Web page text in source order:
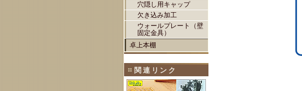
穴隠し用キャップ
欠き込み加工
ウォールプレート（壁
固定金具）
卓上本棚
関連リンク